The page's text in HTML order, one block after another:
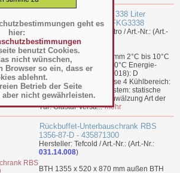
geht es
hier:
benutzt Cookies.
nicht wünschen,
Browser so ein, dass er
ablehnt.
Betrieb der Seite
nicht gewährleisten.
€
Flaschenkühlschrank 338 Liter
Barcooler Flügeltür - FKG3338
Hersteller: A und S Gastro / Art.-Nr.: (Art.-
Nr.:031.14.070
BTH 1352 x 565 x 900 mm 2°C bis 10°C
Umgebungstemp. bis 30°C Energie-
Effizienzklasse (2019/2018): D
Klimaklasse: Klimaklasse 4 Kühlbereich:
Normalkühlung Kühlsystem: statische
Kühlung mit Zwangsumwälzung Art der
Tür: Glastür Versa...mehr
Rückbuffet-Unterbauschrank RBS
1356-87-D - 435871300
Hersteller: Tefcold / Art.-Nr.: (Art.-Nr.:
031.14.008)
BTH 1355 x 520 x 870 mm außen BTH